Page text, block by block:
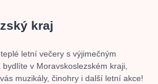
kraj
letní večery s výjimečným
v Moravskoslezském kraji,
muzikály, činohry i další letní akce!